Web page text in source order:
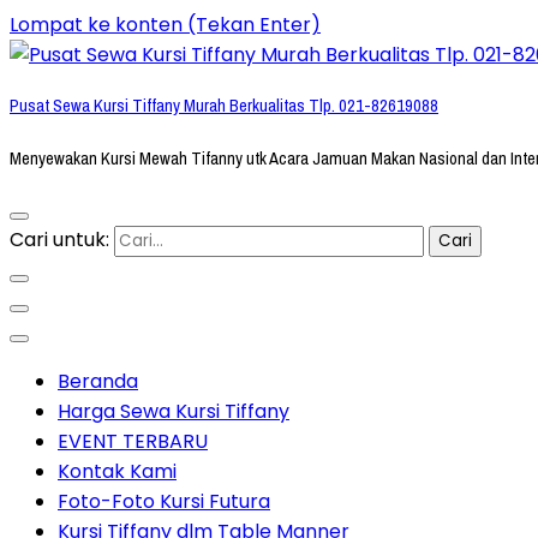
Lompat ke konten (Tekan Enter)
Pusat Sewa Kursi Tiffany Murah Berkualitas Tlp. 021-82619088
Menyewakan Kursi Mewah Tifanny utk Acara Jamuan Makan Nasional dan
Cari untuk:
Beranda
Harga Sewa Kursi Tiffany
EVENT TERBARU
Kontak Kami
Foto-Foto Kursi Futura
Kursi Tiffany dlm Table Manner